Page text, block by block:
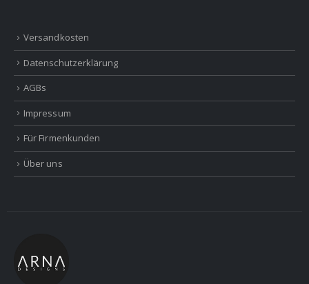
Versandkosten
Datenschutzerklärung
AGBs
Impressum
Für Firmenkunden
Über uns